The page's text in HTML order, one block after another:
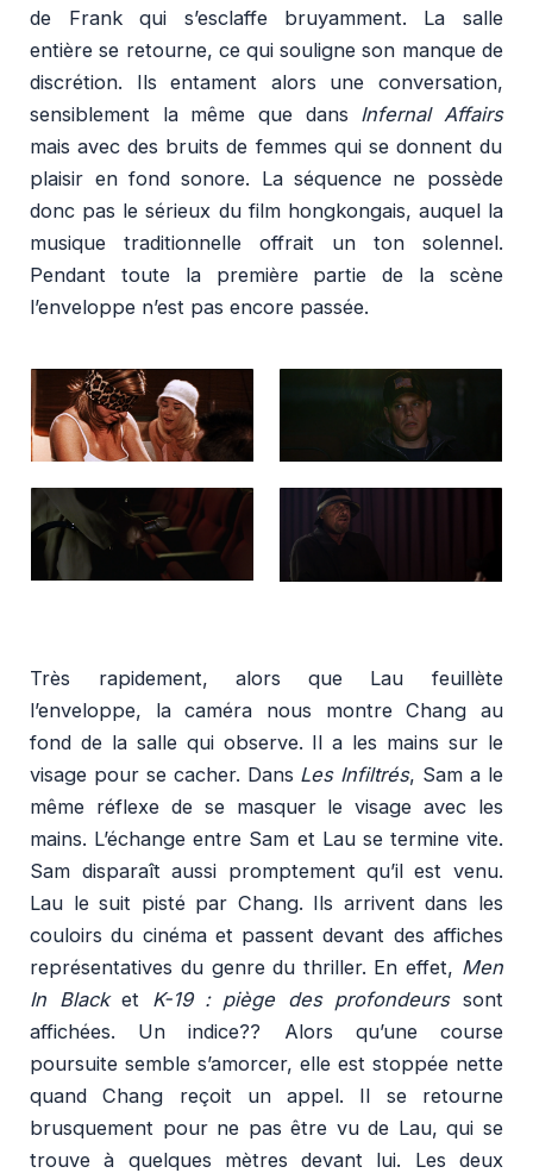
de Frank qui s’esclaffe bruyamment. La salle
entière se retourne, ce qui souligne son manque de
discrétion. Ils entament alors une conversation,
sensiblement la même que dans Infernal Affairs
mais avec des bruits de femmes qui se donnent du
plaisir en fond sonore. La séquence ne possède
donc pas le sérieux du film hongkongais, auquel la
musique traditionnelle offrait un ton solennel.
Pendant toute la première partie de la scène
l’enveloppe n’est pas encore passée.
Très rapidement, alors que Lau feuillète
l’enveloppe, la caméra nous montre Chang au
fond de la salle qui observe. Il a les mains sur le
visage pour se cacher. Dans Les Infiltrés, Sam a le
même réflexe de se masquer le visage avec les
mains. L’échange entre Sam et Lau se termine vite.
Sam disparaît aussi promptement qu’il est venu.
Lau le suit pisté par Chang. Ils arrivent dans les
couloirs du cinéma et passent devant des affiches
représentatives du genre du thriller. En effet, Men
In Blacket K-19 : piège des profondeurssont
affichées. Un indice?? Alors qu’une course
poursuite semble s’amorcer, elle est stoppée nette
quand Chang reçoit un appel. Il se retourne
brusquement pour ne pas être vu de Lau, qui se
trouve à quelques mètres devant lui. Les deux